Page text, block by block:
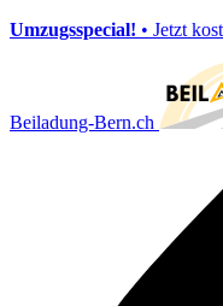
Umzugsspecial! • Jetzt
Beiladung-Bern.ch